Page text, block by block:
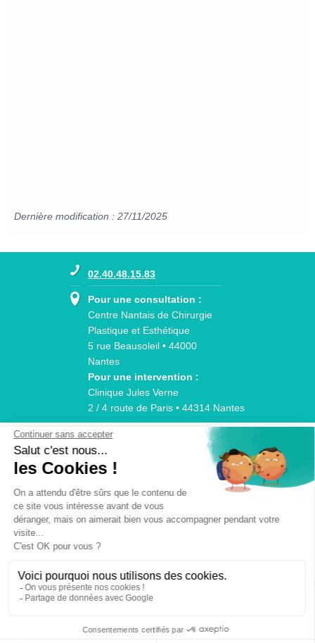
Dernière modification : 27/11/2025
02.40.48.15.83
Pour une consultation :
Centre Nantais de Chirurgie
Plastique et Esthétique
5 rue Beausoleil • 44000
Nantes
Pour une intervention :
Clinique Jules Verne
2 / 4 route de Paris • 44314 Nantes
© 2026 Chirurgien plastique esthétique Nantes